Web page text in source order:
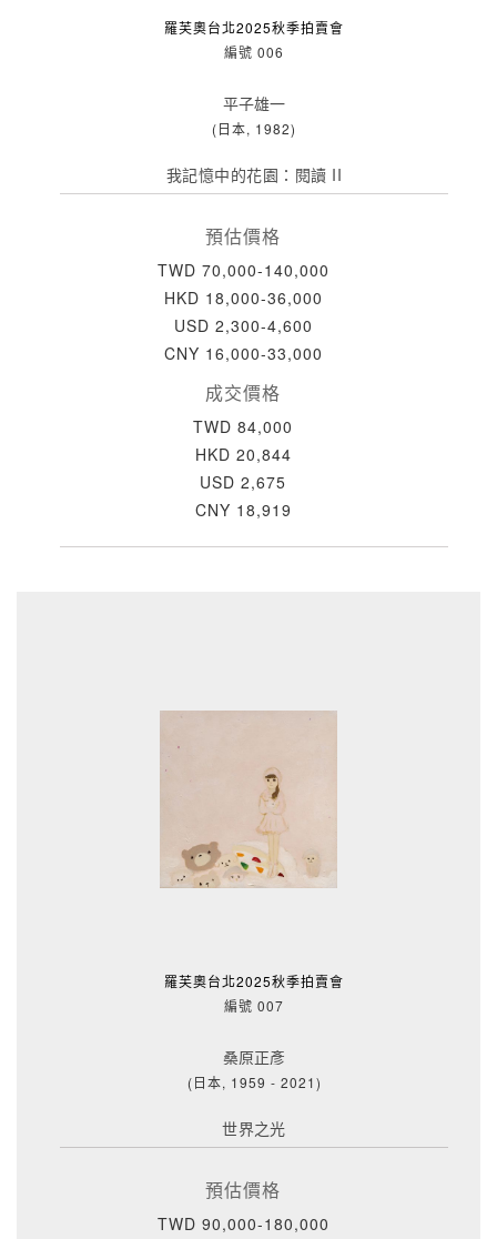
羅芙奧台北2025秋季拍賣會
編號 006
平子雄一
(日本, 1982)
我記憶中的花園：閱讀 II
預估價格
TWD 70,000-140,000
HKD 18,000-36,000
USD 2,300-4,600
CNY 16,000-33,000
成交價格
TWD 84,000
HKD 20,844
USD 2,675
CNY 18,919
羅芙奧台北2025秋季拍賣會
編號 007
桑原正彥
(日本, 1959 - 2021)
世界之光
預估價格
TWD 90,000-180,000